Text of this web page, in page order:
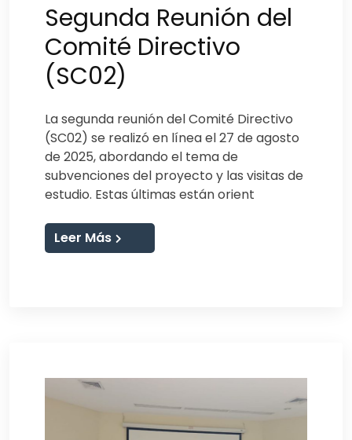
Segunda Reunión del
Comité Directivo
(SC02)
La segunda reunión del Comité Directivo
(SC02) se realizó en línea el 27 de agosto
de 2025, abordando el tema de
subvenciones del proyecto y las visitas de
estudio. Estas últimas están orient
Leer Más